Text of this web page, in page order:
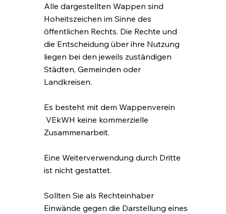
Alle dargestellten Wappen sind
Hoheitszeichen im Sinne des
öffentlichen Rechts. Die Rechte und
die Entscheidung über ihre Nutzung
liegen bei den jeweils zuständigen
Städten, Gemeinden oder
Landkreisen.
Es besteht mit dem Wappenverein
VEkWH keine kommerzielle
Zusammenarbeit.
Eine Weiterverwendung durch Dritte
ist nicht gestattet.
Sollten Sie als Rechteinhaber
Einwände gegen die Darstellung eines